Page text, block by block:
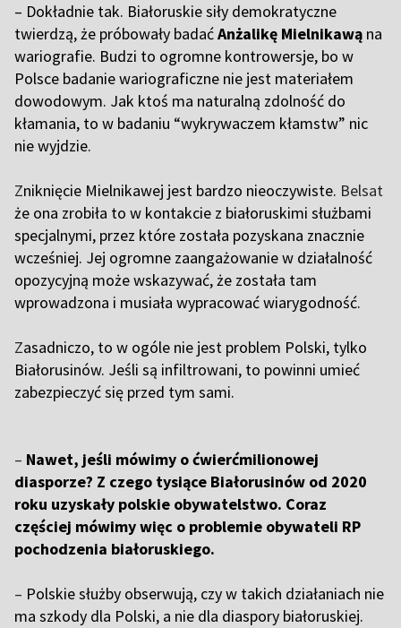
– Dokładnie tak. Białoruskie siły demokratyczne
twierdzą, że próbowały badaćAnżalikę Mielnikawą na
wariografie. Budzi to ogromne kontrowersje, bo w
Polsce badanie wariograficzne nie jest materiałem
dowodowym. Jak ktoś ma naturalną zdolność do
kłamania, to w badaniu “wykrywaczem kłamstw” nic
nie wyjdzie.
Zniknięcie Mielnikawej jest bardzo nieoczywiste. Belsat
że ona zrobiła to w kontakcie z białoruskimi służbami
specjalnymi, przez które została pozyskana znacznie
wcześniej. Jej ogromne zaangażowanie w działalność
opozycyjną może wskazywać, że została tam
wprowadzona i musiała wypracować wiarygodność.
Zasadniczo, to w ogóle nie jest problem Polski, tylko
Białorusinów. Jeśli są infiltrowani, to powinni umieć
zabezpieczyć się przed tym sami.
– Nawet, jeśli mówimy o ćwierćmilionowej
diasporze? Z czego tysiące Białorusinów od 2020
roku uzyskały polskie obywatelstwo. Coraz
częściej mówimy więc o problemie obywateli RP
pochodzenia białoruskiego.
– Polskie służby obserwują, czy w takich działaniach nie
ma szkody dla Polski, a nie dla diaspory białoruskiej.